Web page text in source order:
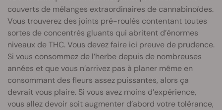
couverts de mélanges extraordinaires de cannabinoïdes.
Vous trouverez des joints pré-roulés contentant toutes
sortes de concentrés gluants qui abritent d’énormes
niveaux de THC. Vous devez faire ici preuve de prudence.
Si vous consommez de l’herbe depuis de nombreuses
années et que vous n’arrivez pas à planer même en
consommant des fleurs assez puissantes, alors ça
devrait vous plaire. Si vous avez moins d’expérience,
vous allez devoir soit augmenter d’abord votre tolérance,